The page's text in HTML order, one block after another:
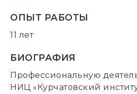
ОПЫТ РАБОТЫ
11 лет
БИОГРАФИЯ
Профессиональную
НИЦ «Курчатовский